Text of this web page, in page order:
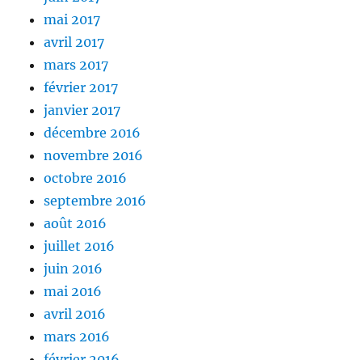
mai 2017
avril 2017
mars 2017
février 2017
janvier 2017
décembre 2016
novembre 2016
octobre 2016
septembre 2016
août 2016
juillet 2016
juin 2016
mai 2016
avril 2016
mars 2016